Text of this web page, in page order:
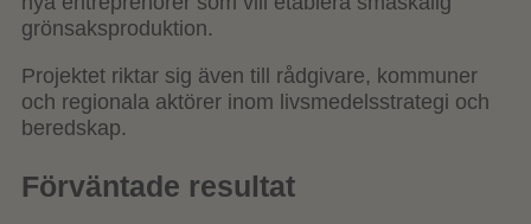
grönsaksproduktion.
Projektet riktar sig även till rådgivare, kommuner
och regionala aktörer inom livsmedelsstrategi och
beredskap.
Förväntade resultat